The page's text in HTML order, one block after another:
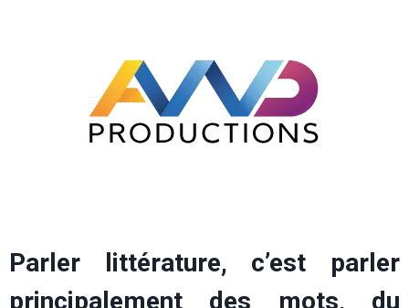
Parler littérature, c’est parler
principalement des mots, du